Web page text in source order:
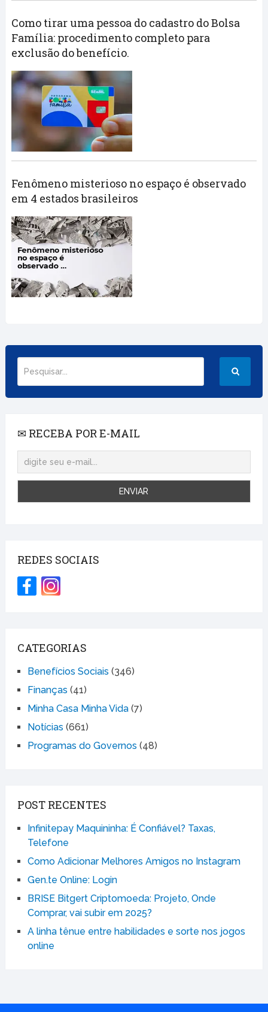
Como tirar uma pessoa do cadastro do Bolsa
Família: procedimento completo para
exclusão do benefício.
Fenômeno misterioso no espaço é observado
em 4 estados brasileiros
✉ RECEBA POR E-MAIL
REDES SOCIAIS
CATEGORIAS
Benefícios Sociais (346)
Finanças (41)
Minha Casa Minha Vida(7)
Notícias (661)
Programas do Governos (48)
POST RECENTES
Infinitepay Maquininha: É Confiável? Taxas,
Telefone
Como Adicionar Melhores Amigos no Instagram
Gen.te Online: Login
BRISE Bitgert Criptomoeda: Projeto, Onde
Comprar, vai subir em 2025?
A linha tênue entre habilidades e sorte nos jogos
online